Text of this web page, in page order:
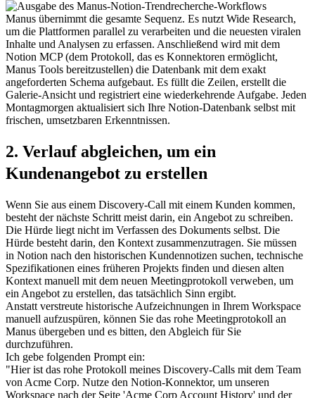
Manus übernimmt die gesamte Sequenz. Es nutzt Wide Research,
um die Plattformen parallel zu verarbeiten und die neuesten viralen
Inhalte und Analysen zu erfassen. Anschließend wird mit dem
Notion MCP (dem Protokoll, das es Konnektoren ermöglicht,
Manus Tools bereitzustellen) die Datenbank mit dem exakt
angeforderten Schema aufgebaut. Es füllt die Zeilen, erstellt die
Galerie-Ansicht und registriert eine wiederkehrende Aufgabe. Jeden
Montagmorgen aktualisiert sich Ihre Notion-Datenbank selbst mit
frischen, umsetzbaren Erkenntnissen.
2. Verlauf abgleichen, um ein
Kundenangebot zu erstellen
Wenn Sie aus einem Discovery-Call mit einem Kunden kommen,
besteht der nächste Schritt meist darin, ein Angebot zu schreiben.
Die Hürde liegt nicht im Verfassen des Dokuments selbst. Die
Hürde besteht darin, den Kontext zusammenzutragen. Sie müssen
in Notion nach den historischen Kundennotizen suchen, technische
Spezifikationen eines früheren Projekts finden und diesen alten
Kontext manuell mit dem neuen Meetingprotokoll verweben, um
ein Angebot zu erstellen, das tatsächlich Sinn ergibt.
Anstatt verstreute historische Aufzeichnungen in Ihrem Workspace
manuell aufzuspüren, können Sie das rohe Meetingprotokoll an
Manus übergeben und es bitten, den Abgleich für Sie
durchzuführen.
Ich gebe folgenden Prompt ein:
"Hier ist das rohe Protokoll meines Discovery-Calls mit dem Team
von Acme Corp. Nutze den Notion-Konnektor, um unseren
Workspace nach der Seite 'Acme Corp Account History' und der